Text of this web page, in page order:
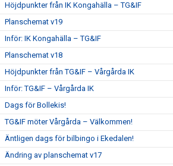
Höjdpunkter från IK Kongahälla – TG&IF
Planschemat v19
Inför: IK Kongahälla – TG&IF
Planschemat v18
Höjdpunkter från TG&IF – Vårgårda IK
Inför: TG&IF – Vårgårda IK
Dags för Bollekis!
TG&IF möter Vårgårda – Välkommen!
Äntligen dags för bilbingo i Ekedalen!
Ändring av planschemat v17